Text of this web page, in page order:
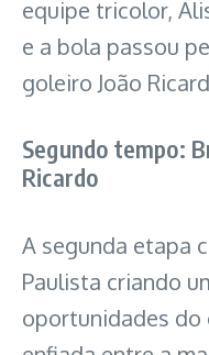
equipe tricolor,
e a bola passou
goleiro João
Segundo tempo:
Ricardo
A segunda etapa
Paulista criando
oportunidades do